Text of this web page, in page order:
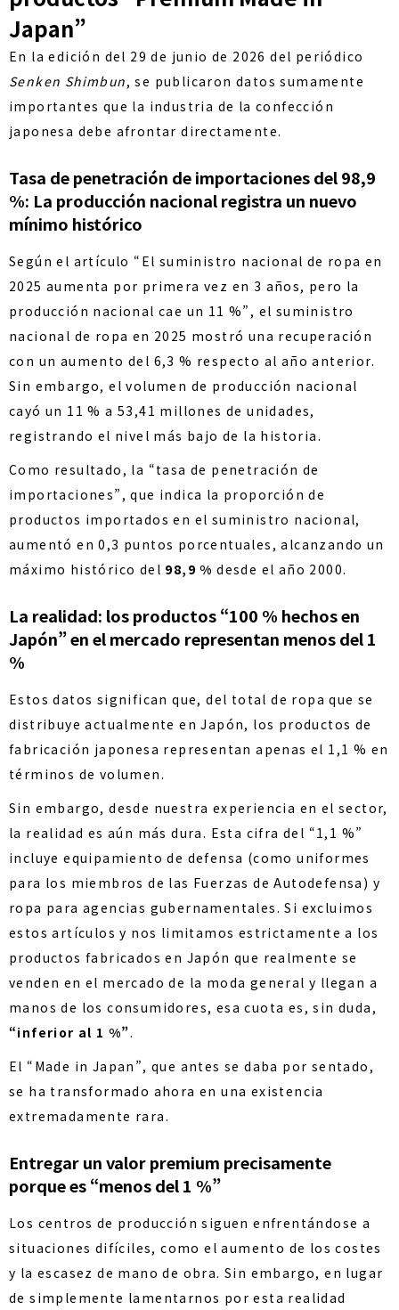
Japan”
En la edición del 29 de junio de 2026 del periódico
Senken Shimbun, se publicaron datos sumamente
importantes que la industria de la confección
japonesa debe afrontar directamente.
Tasa de penetración de importaciones del 98,9
%: La producción nacional registra un nuevo
mínimo histórico
Según el artículo “El suministro nacional de ropa en
2025 aumenta por primera vez en 3 años, pero la
producción nacional cae un 11 %”, el suministro
nacional de ropa en 2025 mostró una recuperación
con un aumento del 6,3 % respecto al año anterior.
Sin embargo, el volumen de producción nacional
cayó un 11 % a 53,41 millones de unidades,
registrando el nivel más bajo de la historia.
Como resultado, la “tasa de penetración de
importaciones”, que indica la proporción de
productos importados en el suministro nacional,
aumentó en 0,3 puntos porcentuales, alcanzando un
máximo histórico del 98,9 % desde el año 2000.
La realidad: los productos “100 % hechos en
Japón” en el mercado representan menos del 1
%
Estos datos significan que, del total de ropa que se
distribuye actualmente en Japón, los productos de
fabricación japonesa representan apenas el 1,1 % en
términos de volumen.
Sin embargo, desde nuestra experiencia en el sector,
la realidad es aún más dura. Esta cifra del “1,1 %”
incluye equipamiento de defensa (como uniformes
para los miembros de las Fuerzas de Autodefensa) y
ropa para agencias gubernamentales. Si excluimos
estos artículos y nos limitamos estrictamente a los
productos fabricados en Japón que realmente se
venden en el mercado de la moda general y llegan a
manos de los consumidores, esa cuota es, sin duda,
“inferior al 1 %”.
El “Made in Japan”, que antes se daba por sentado,
se ha transformado ahora en una existencia
extremadamente rara.
Entregar un valor premium precisamente
porque es “menos del 1 %”
Los centros de producción siguen enfrentándose a
situaciones difíciles, como el aumento de los costes
y la escasez de mano de obra. Sin embargo, en lugar
de simplemente lamentarnos por esta realidad